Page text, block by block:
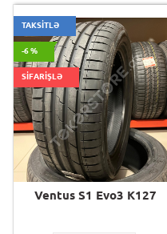
TAKSİTLƏ
-6 %
SİFARİŞLƏ
Ventus S1 Evo3 K127